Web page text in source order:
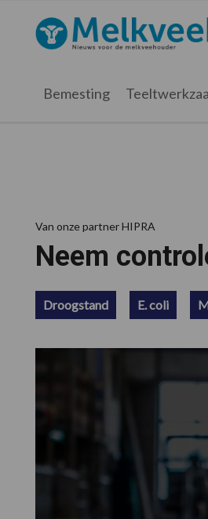
hoofdnavigatie
hoofd
eerste
voettekst
Melkveebedrijf.nl
Bemesting
Van onze partner HIPRA
Neem
Droogstand E. coli